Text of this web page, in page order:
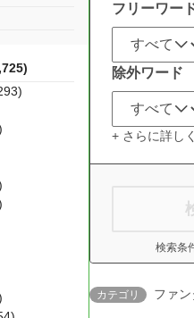
フリーワー
除外ワード
+ さらに詳し
検索条
カテゴリ ファ